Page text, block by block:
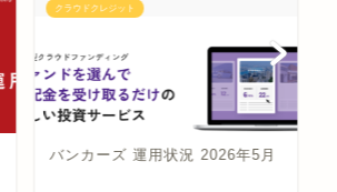
クラウドクレジット
バンカーズ 運用状況 2026年5月